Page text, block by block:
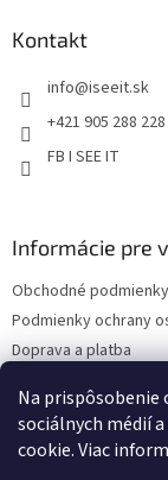
Na prispôsobenie
sociálnych médií
cookie. Viac
Kontakt
info@iseeit.sk
+421 905 288 228
FB I SEE IT
Informácie pre
Obchodné podmienky
Podmienky ochrany
Doprava a platba
Kontakty